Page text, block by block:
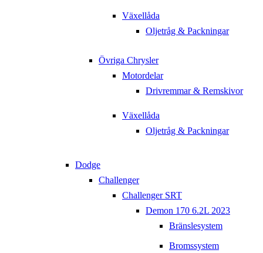
Växellåda
Oljetråg & Packningar
Övriga Chrysler
Motordelar
Drivremmar & Remskivor
Växellåda
Oljetråg & Packningar
Dodge
Challenger
Challenger SRT
Demon 170 6.2L 2023
Bränslesystem
Bromssystem